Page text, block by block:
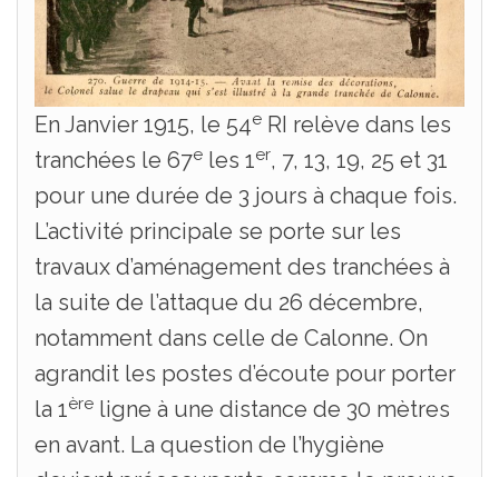
En Janvier 1915, le 54e RI relève dans les
tranchées le 67e les 1er, 7, 13, 19, 25 et 31
pour une durée de 3 jours à chaque fois.
L’activité principale se porte sur les
travaux d’aménagement des tranchées à
la suite de l’attaque du 26 décembre,
notamment dans celle de Calonne. On
agrandit les postes d’écoute pour porter
la 1ère ligne à une distance de 30 mètres
en avant. La question de l’hygiène